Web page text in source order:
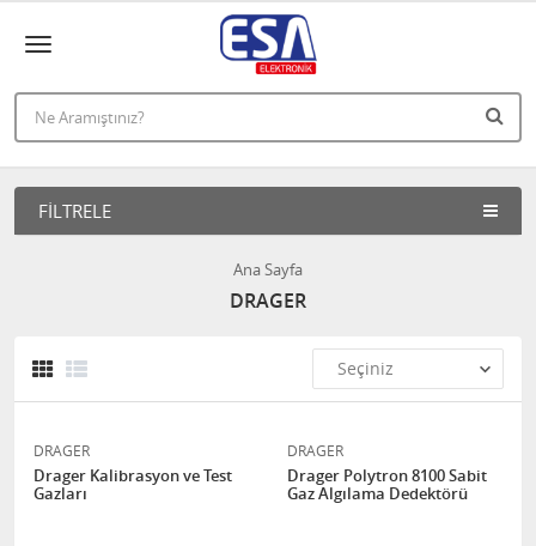
FILTRELE
Ana Sayfa
DRAGER
DRAGER
Drager Kalibrasyon ve Test
Gazları
DRAGER
Drager Polytron 8100 Sabit
Gaz Algılama Dedektörü